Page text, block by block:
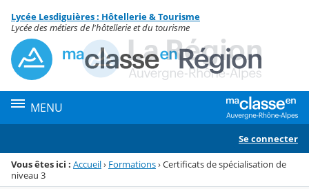
Menu de la rubrique
Contenu
Lycée Lesdiguières : Hôtellerie & Tourisme
Lycée des métiers de l'hôtellerie et du tourisme
MENU
Se connecter
Vous êtes ici : Accueil› Formations›Certificats de spécialisation de
niveau 3